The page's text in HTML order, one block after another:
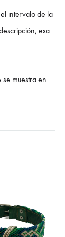
intervalo de la
esa
muestra en